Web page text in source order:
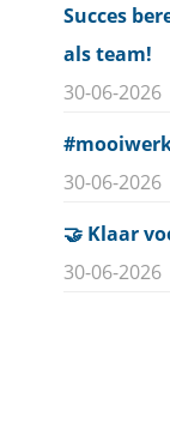
Succes
als team!
30-06-2026
30-06-2026
🤝 Klaar
30-06-2026